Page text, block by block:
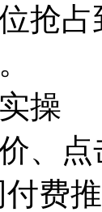
抢
操
、
费